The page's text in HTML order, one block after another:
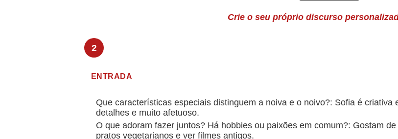
Crie o seu próprio discurso
ENTRADA
Que características especiais distinguem a noiva e o noivo?: Sofia é criativa
detalhes e muito afetuoso.
O que adoram fazer juntos? Há hobbies ou paixões em comum?: Gostam
pratos vegetarianos e ver filmes antigos.